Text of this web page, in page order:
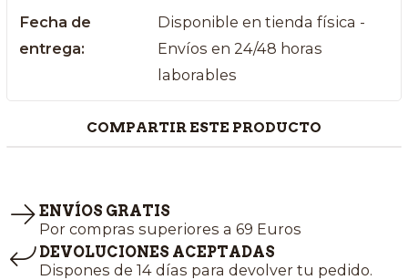
Fecha de
entrega:
Disponible en tienda física -
Envíos en 24/48 horas
laborables
COMPARTIR ESTE PRODUCTO
ENVÍOS GRATIS
Por compras superiores a 69 Euros
DEVOLUCIONES ACEPTADAS
Dispones de 14 días para devolver tu pedido.